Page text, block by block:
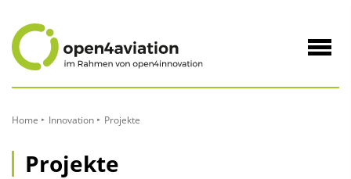
Inhalt
Home Innovation Projekte
Projekte